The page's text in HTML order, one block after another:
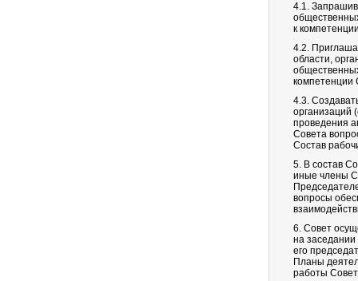
4.1.
к
4.2.
области,
компетенции
4.3.
организаций
проведения
Совета
Состав
5. В состав
иные члены
вопросы
6. Совет
на
его
Планы
работы